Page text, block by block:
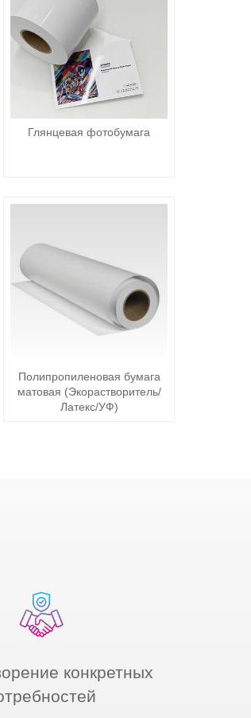
Глянцевая фотобумага
Полипропиленовая бумага
матовая (Экорастворитель/
Латекс/УФ)
конкретных